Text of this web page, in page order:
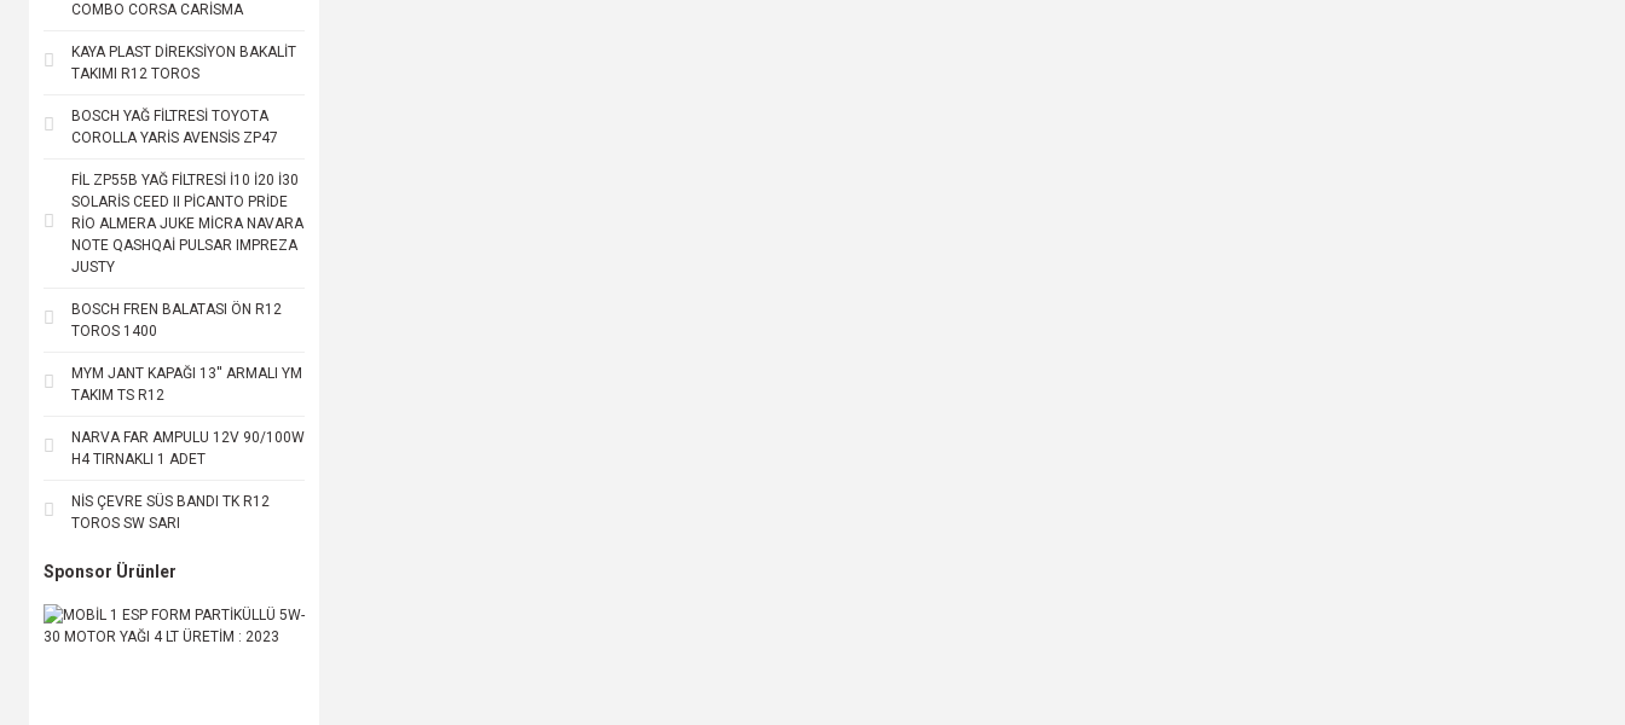
COMBO CORSA CARİSMA
KAYA PLAST DİREKSİYON BAKALİT
TAKIMI R12 TOROS
BOSCH YAĞ FİLTRESİ TOYOTA
COROLLA YARİS AVENSİS ZP47
FİL ZP55B YAĞ FİLTRESİ İ10 İ20 İ30
SOLARİS CEED II PİCANTO PRİDE
RİO ALMERA JUKE MİCRA NAVARA
NOTE QASHQAİ PULSAR IMPREZA
JUSTY
BOSCH FREN BALATASI ÖN R12
TOROS 1400
MYM JANT KAPAĞI 13'' ARMALI YM
TAKIM TS R12
NARVA FAR AMPULU 12V 90/100W
H4 TIRNAKLI 1 ADET
NİS ÇEVRE SÜS BANDI TK R12
TOROS SW SARI
Sponsor Ürünler